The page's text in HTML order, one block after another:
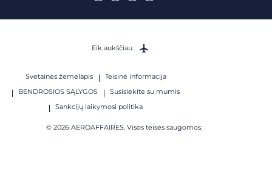
Svetainės žemėlapis
Teisinė informacija
BENDROSIOS SĄLYGOS
Susisiekite su mumis
Sankcijų laikymosi politika
© 2026 AEROAFFAIRES. Visos teisės saugomos.
Eik aukščiau